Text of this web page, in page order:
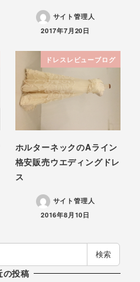
サイト管理人
投稿日
2017年7月20日
ドレスレビューブログ
ホルターネックのAライン
格安販売ウエディングドレ
ス
サイト管理人
投稿日
2016年8月10日
検索
の投稿